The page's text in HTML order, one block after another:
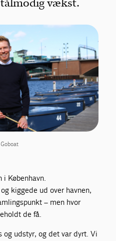
vækst.
København.
kiggede ud over havnen,
– men hvor
de få.
udstyr, og det var dyrt. Vi